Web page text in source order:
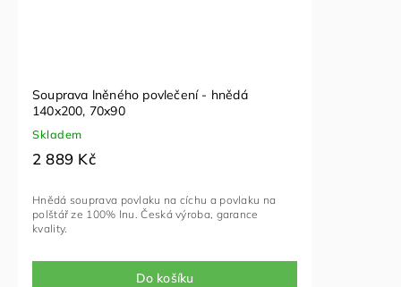
Souprava lněného povlečení - hnědá
140x200, 70x90
Skladem
2 889 Kč
Do košíku
Hnědá souprava povlaku na cíchu a povlaku na
polštář ze 100% lnu. Česká výroba, garance
kvality.